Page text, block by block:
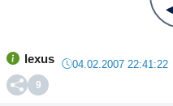
lexus 04.02.2007 22:41:22
9